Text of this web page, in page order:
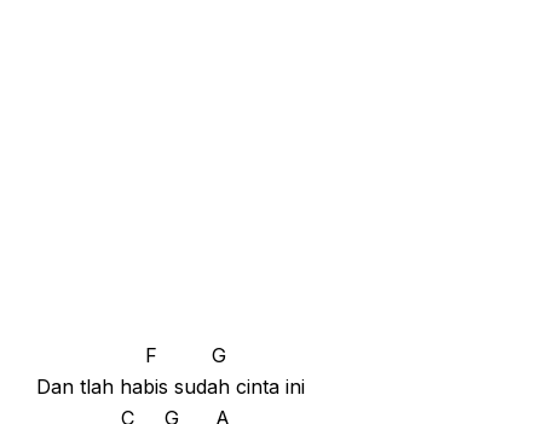
F G
Dan tlah habis sudah cinta ini
C G A